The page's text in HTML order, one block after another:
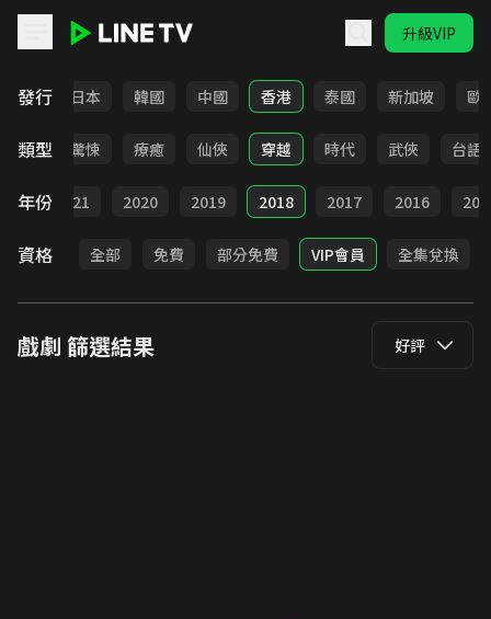
升級VIP
發行
台灣 日本 韓國 中國 香港 泰國 新加坡 歐
類型
奇幻 驚悚 療癒 仙俠 穿越 時代 武俠 台語
年份 2021 2020 2019 2018 2017 2016
資格 全部 免費 部分免費 VIP會員 全集兌換
戲劇 篩選結果 好評